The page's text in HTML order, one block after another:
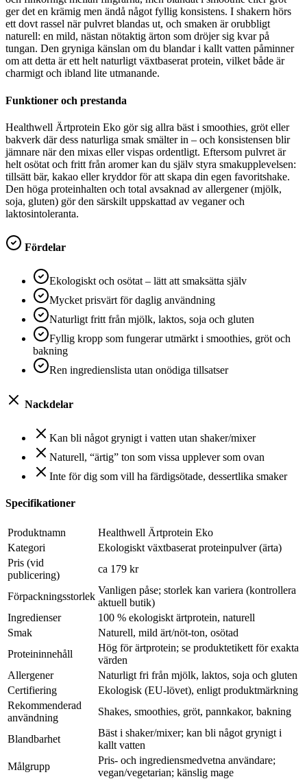
ger det en krämig men ändå något fyllig konsistens. I shakern hörs
ett dovt rassel när pulvret blandas ut, och smaken är orubbligt
naturell: en mild, nästan nötaktig ärton som dröjer sig kvar på
tungan. Den gryniga känslan om du blandar i kallt vatten påminner
om att detta är ett helt naturligt växtbaserat protein, vilket både är
charmigt och ibland lite utmanande.
Funktioner och prestanda
Healthwell Ärtprotein Eko gör sig allra bäst i smoothies, gröt eller
bakverk där dess naturliga smak smälter in – och konsistensen blir
jämnare när den mixas eller vispas ordentligt. Eftersom pulvret är
helt osötat och fritt från aromer kan du själv styra smakupplevelsen:
tillsätt bär, kakao eller kryddor för att skapa din egen favoritshake.
Den höga proteinhalten och total avsaknad av allergener (mjölk,
soja, gluten) gör den särskilt uppskattad av veganer och
laktosintoleranta.
Fördelar
Ekologiskt och osötat – lätt att smaksätta själv
Mycket prisvärt för daglig användning
Naturligt fritt från mjölk, laktos, soja och gluten
Fyllig kropp som fungerar utmärkt i smoothies, gröt och
bakning
Ren ingredienslista utan onödiga tillsatser
Nackdelar
Kan bli något grynigt i vatten utan shaker/mixer
Naturell, “ärtig” ton som vissa upplever som ovan
Inte för dig som vill ha färdigsötade, dessertlika smaker
Specifikationer
Produktnamn
Healthwell Ärtprotein Eko
Kategori
Ekologiskt växtbaserat proteinpulver (ärta)
Pris (vid
publicering)
ca 179 kr
Förpackningsstorlek
Vanligen påse; storlek kan variera (kontrollera
aktuell butik)
Ingredienser
100 % ekologiskt ärtprotein, naturell
Smak
Naturell, mild ärt/nöt-ton, osötad
Proteininnehåll
Hög för ärtprotein; se produktetikett för exakta
värden
Allergener
Naturligt fri från mjölk, laktos, soja och gluten
Certifiering
Ekologisk (EU-lövet), enligt produktmärkning
Rekommenderad
användning
Shakes, smoothies, gröt, pannkakor, bakning
Blandbarhet
Bäst i shaker/mixer; kan bli något grynigt i
kallt vatten
Målgrupp
Pris- och ingrediensmedvetna användare;
vegan/vegetarian; känslig mage